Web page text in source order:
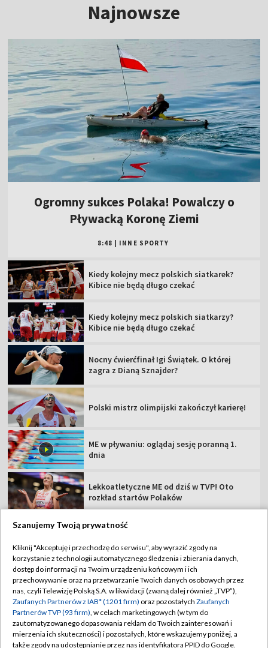
Najnowsze
Ogromny sukces Polaka! Powalczy o
Pływacką Koronę Ziemi
8:48 | INNE SPORTY
Kiedy kolejny mecz polskich siatkarek?
Kibice nie będą długo czekać
Kiedy kolejny mecz polskich siatkarzy?
Kibice nie będą długo czekać
Nocny ćwierćfinał Igi Świątek. O której
zagra z Dianą Sznajder?
Polski mistrz olimpijski zakończył karierę!
ME w pływaniu: oglądaj sesję poranną 1.
dnia
Lekkoatletyczne ME od dziś w TVP! Oto
rozkład startów Polaków
TVP
Abonament TVP
Sklep TVP
Biuro Reklamy
Oferta Handlowa
Regulamin TVP
Polityka prywatności
Moje zgody
Biuro reklamy
Szanujemy Twoją prywatność
Kliknij "Akceptuję i przechodzę do serwisu", aby wyrazić zgody na
korzystanie z technologii automatycznego śledzenia i zbierania danych,
dostęp do informacji na Twoim urządzeniu końcowym i ich
przechowywanie oraz na przetwarzanie Twoich danych osobowych przez
nas, czyli Telewizję Polską S.A. w likwidacji (zwaną dalej również „TVP”),
Zaufanych Partnerów z IAB* (1201 firm) oraz pozostałych Zaufanych
Partnerów TVP (93 firm), w celach marketingowych (w tym do
zautomatyzowanego dopasowania reklam do Twoich zainteresowań i
mierzenia ich skuteczności) i pozostałych, które wskazujemy poniżej, a
także zgody na udostępnianie przez nas identyfikatora PPID do Google.